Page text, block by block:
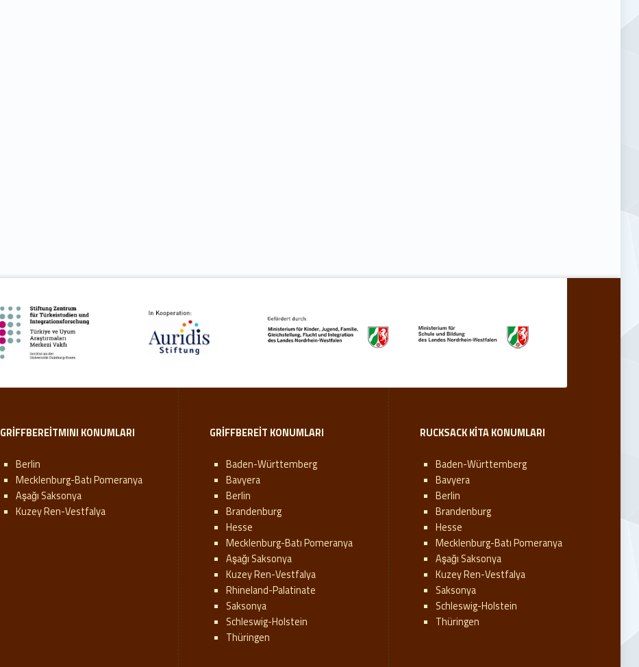
GRIFFBEREITMINI KONUMLARI
Berlin
Mecklenburg-Batı Pomeranya
Aşağı Saksonya
Kuzey Ren-Vestfalya
GRIFFBEREIT KONUMLARI
Baden-Württemberg
Bavyera
Berlin
Brandenburg
Hesse
Mecklenburg-Batı Pomeranya
Aşağı Saksonya
Kuzey Ren-Vestfalya
Rhineland-Palatinate
Saksonya
Schleswig-Holstein
Thüringen
RUCKSACK KITA KONUMLARI
Baden-Württemberg
Bavyera
Berlin
Brandenburg
Hesse
Mecklenburg-Batı Pomeranya
Aşağı Saksonya
Kuzey Ren-Vestfalya
Saksonya
Schleswig-Holstein
Thüringen